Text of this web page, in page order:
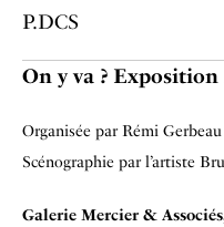
P.DCS
On y va ?
Organisée par Rémi
Scénographie par l’artiste
Galerie Mercier &